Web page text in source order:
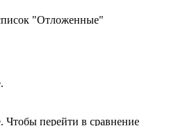
"Отложенные"
Чтобы перейти в сравнение